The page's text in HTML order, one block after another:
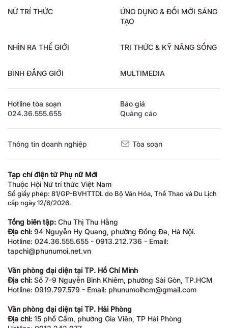
NỮ TRÍ THỨC
ỨNG DỤNG & ĐỔI MỚI SÁNG
TẠO
NHÌN RA THẾ GIỚI TRI THỨC & KỸ NĂNG SỐNG
BÌNH ĐẲNG GIỚI MULTIMEDIA
Hotline tòa soạn
024.36.555.655
Báo giá
Quảng cáo
Thông tin doanh nghiệp Tòa soạn
Tạp chí điện tử Phụ nữ Mới
Thuộc Hội Nữ trí thức Việt Nam
Số giấy phép: 81/GP-BVHTTDL do Bộ Văn Hóa, Thể Thao và Du Lịch
cấp ngày 12/6/2026.
Tổng biên tập: Chu Thị Thu Hằng
Địa chỉ: 94 Nguyễn Hy Quang, phường Đống Đa, Hà Nội.
Hotline: 024.36.555.655 - 0913.212.736 - Email:
tapchi@phunumoi.net.vn
Văn phòng đại diện tại TP. Hồ Chí Minh
Địa chỉ: Số 7-9 Nguyễn Bỉnh Khiêm, phường Sài Gòn, TP.HCM
Hotline: 0919.797.579 - Email: phunumoihcm@gmail.com
Văn phòng đại diện tại TP. Hải Phòng
Địa chỉ: 15 phố Cấm, phường Gia Viên, TP Hải Phòng